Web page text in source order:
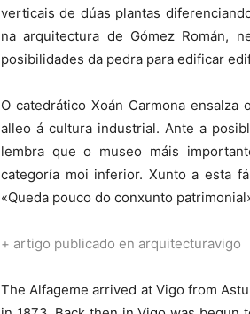
verticais de dúas plantas
na arquitectura de Gómez Román,
posibilidades da pedra para edificar
O catedrático Xoán Carmona
alleo á cultura industrial. Ante a
lembra que o museo máis
categoría moi inferior. Xunto a esta
«Queda pouco do conxunto
+ artigo publicado en arquitecturavigo
The Alfageme arrived at Vigo from